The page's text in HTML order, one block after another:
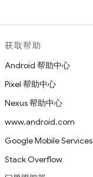
获取帮助
Android 帮助中心
Pixel 帮助中心
Nexus 帮助中心
www.android.com
Google Mobile Services
Stack Overflow